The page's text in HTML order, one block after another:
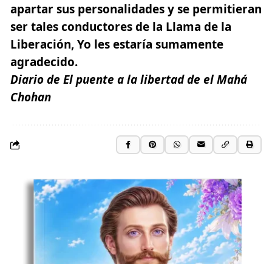
apartar sus personalidades y se permitieran
ser tales conductores de la Llama de la
Liberación, Yo les estaría sumamente
agradecido.
Diario de El puente a la libertad de el Mahá
Chohan